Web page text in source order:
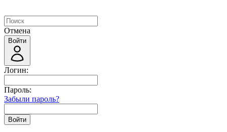
Отмена
Войти
Логин:
Пароль:
Забыли пароль?
Войти